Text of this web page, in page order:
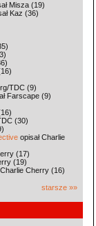
Misza (19)
Kaz (36)
TDC (9)
Farscape (9)
(30)
opisał Charlie
(17)
(19)
Charlie Cherry (16)
starsze »»